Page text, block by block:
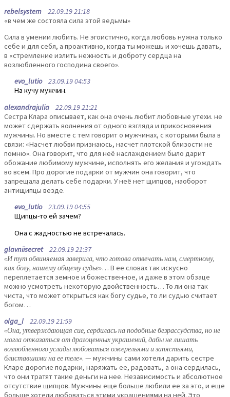
rebelsystem 22.09.19 21:18
«в чем же состояла сила этой ведьмы»
Сила в умении любить. Не эгоистично, когда любовь нужна только
себе и для себя, а проактивно, когда ты можешь и хочешь давать,
в «стремление излить нежность и доброту сердца на
возлюбленного господина своего».
evo_lutio23.09.19 04:53
На кучу мужчин.
alexandrajulia 22.09.19 21:21
Сестра Клара описывает, как она очень любит любовные утехи. не
может сдержать волнения от одного взгляда и прикосновения
мужчины. Но вместе с тем говорит о мужчинах, с которыми была в
связи: «Насчет любви признаюсь, насчет плотской близости не
помню». Она говорит, что для неё наслаждением было дарит
обожание любимому мужчине, исполнять его желания и угождать
во всем. Про дорогие подарки от мужчин она говорит, что
запрещала делать себе подарки. У неё нет щипцов, наоборот
антищипцы везде.
evo_lutio23.09.19 04:55
Щипцы-то ей зачем?
Она с жадностью не встречалась.
glavniisecret22.09.19 21:37
«И тут обвиняемая заверила, что готова отвечать нам, смертному,
как богу, нашему общему судье»… В ее словах так искусно
переплетается земное и божественное, и даже в этом обзаце
можно усмотреть некоторую двойственность… То ли она так
чиста, что может открыться как богу судье, то ли судью считает
богом…
olga_l 22.09.19 21:59
«Она, утверждающая сие, сердилась на подобные безрассудства, но не
могла отказаться от драгоценных украшений, дабы не лишать
возлюбленного услады любоваться ожерельями и запястьями,
блиставшими на ее теле». — мужчины сами хотели дарить сестре
Кларе дорогие подарки, наряжать ее, радовать, а она сердилась,
что они тратят такие деньги на нее. Независимость и абсолютное
отсутствие щипцов. Мужчины еще больше любили ее за это, и еще
больше хотели любоваться этими украшениями на ней. Это